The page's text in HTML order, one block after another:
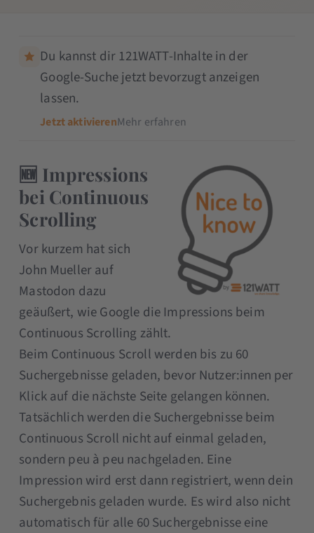
Du kannst dir 121WATT-Inhalte in der
Google-Suche jetzt bevorzugt anzeigen
lassen.
Jetzt aktivierenMehr erfahren
🆕 Impressions
bei Continuous
Scrolling
Vor kurzem hat sich
John Mueller auf
Mastodon dazu
geäußert, wie Google die Impressions beim
Continuous Scrolling zählt.
Beim Continuous Scroll werden bis zu 60
Suchergebnisse geladen, bevor Nutzer:innen per
Klick auf die nächste Seite gelangen können.
Tatsächlich werden die Suchergebnisse beim
Continuous Scroll nicht auf einmal geladen,
sondern peu à peu nachgeladen. Eine
Impression wird erst dann registriert, wenn dein
Suchergebnis geladen wurde. Es wird also nicht
automatisch für alle 60 Suchergebnisse eine